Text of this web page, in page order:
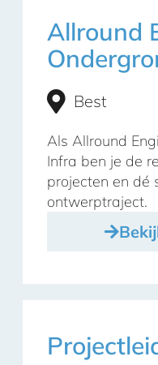
Allround
Best
Als Allround
Infra ben je de
projecten en dé
ontwerptraject.